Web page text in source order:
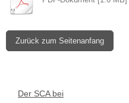
Zurück zum Seitenanfang
Der SCA bei